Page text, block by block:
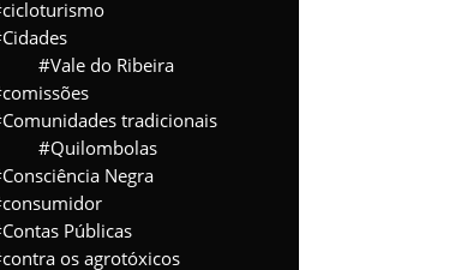
cicloturismo
Cidades
Vale do Ribeira
comissões
Comunidades tradicionais
Quilombolas
Consciência Negra
consumidor
Contas Públicas
contra os agrotóxicos